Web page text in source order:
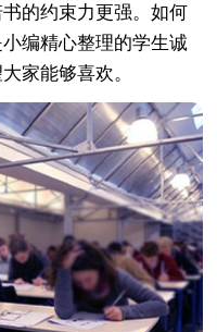
的约束力更强。如何
编精心整理的学生诚
家能够喜欢。